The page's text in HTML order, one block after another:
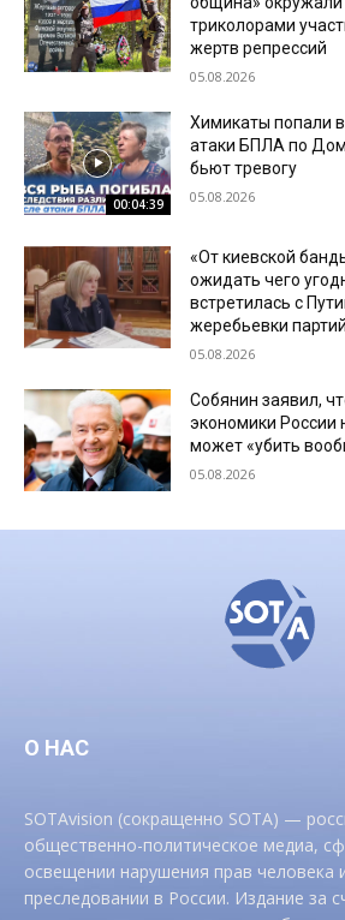
триколорами
жертв репрессий
05.08.2026
00:04:39
Химикаты попали
атаки БПЛА по
бьют тревогу
05.08.2026
«От киевской
ожидать чего
встретилась с
жеребьевки партий
05.08.2026
Собянин заявил,
экономики России
может «убить
05.08.2026
О НАС
SOTAvision (сокращенно SOTA) —
общественно-политическое медиа,
освещении нарушения прав человека
преследовании в России. Издание за